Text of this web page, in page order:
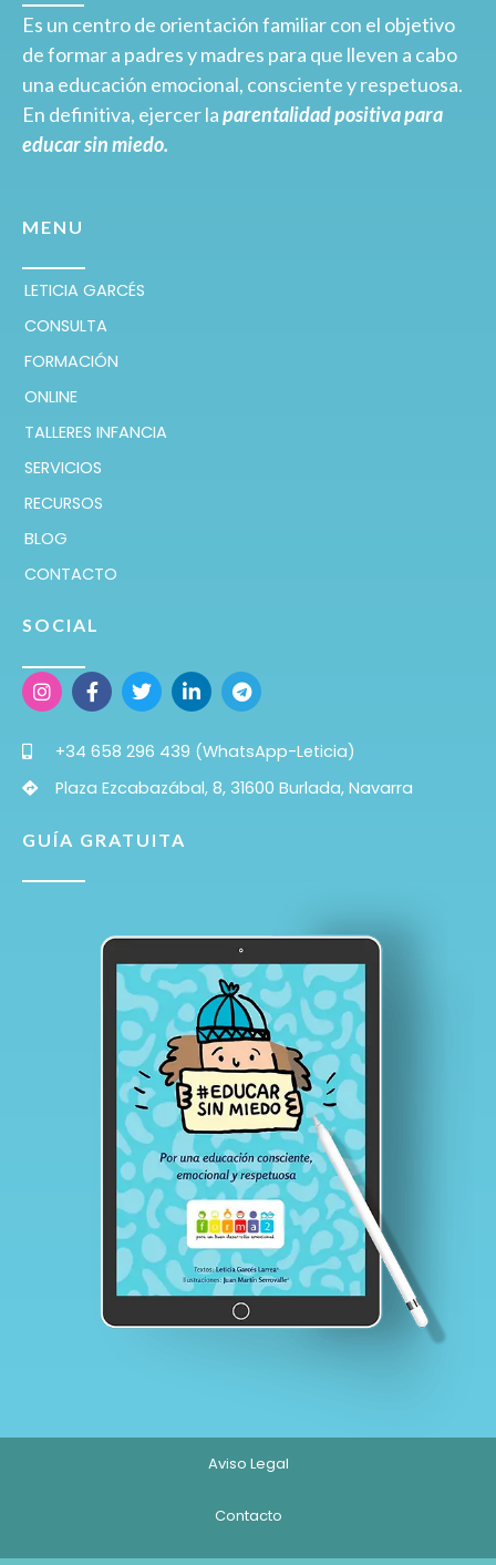
Es un centro de orientación familiar con el objetivo
de formar a padres y madres para que lleven a cabo
una educación emocional, consciente y respetuosa.
En definitiva, ejercer laparentalidad positiva para
educar sin miedo.
MENU
LETICIA GARCÉS
CONSULTA
FORMACIÓN
ONLINE
TALLERES INFANCIA
SERVICIOS
RECURSOS
BLOG
CONTACTO
SOCIAL
+34 658 296 439 (WhatsApp-Leticia)
Plaza Ezcabazábal, 8, 31600 Burlada, Navarra
GUÍA GRATUITA
Aviso Legal
Contacto